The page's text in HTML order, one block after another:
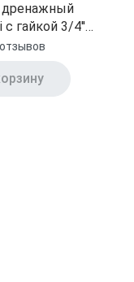
дренажный
с гайкой 3/4''
(17.322.02)